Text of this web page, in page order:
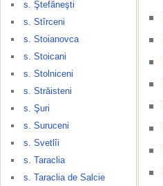
s. Ştefăneşti
s. Stîrceni
s. Stoianovca
s. Stoicani
s. Stolniceni
s. Străisteni
s. Şuri
s. Suruceni
s. Svetlîi
s. Taraclia
s. Taraclia de Salcie